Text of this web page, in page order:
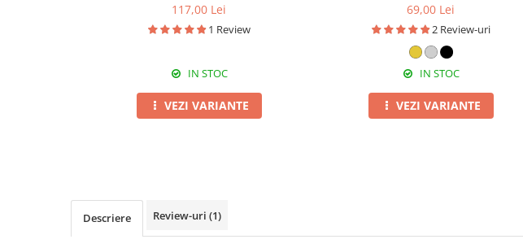
117,00 Lei
1 Review
IN STOC
VEZI VARIANTE
69,00 Lei
2 Review-uri
IN STOC
VEZI VARIANTE
Descriere Review-uri (1)